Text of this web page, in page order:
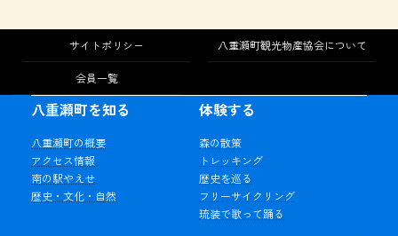
サイトポリシー 八重瀬町観光物産協会について
会員一覧
八重瀬町を知る
八重瀬町の概要
アクセス情報
南の駅やえせ
歴史・文化・自然
体験する
森の散策
トレッキング
歴史を巡る
フリーサイクリング
琉装で歌って踊る